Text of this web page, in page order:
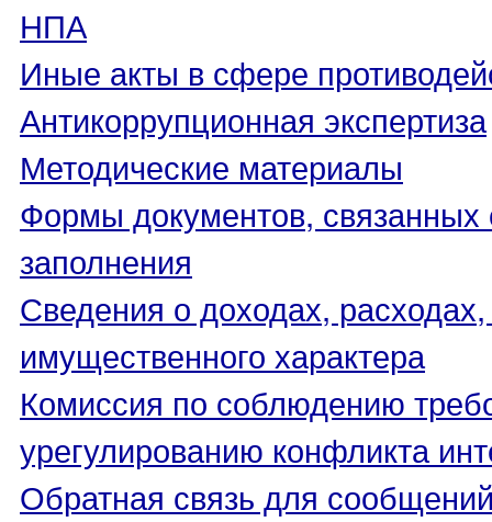
НПА
Иные акты в сфере
Антикоррупционная экспертиза
Методические материалы
Формы документов, связанных
заполнения
Сведения о доходах,
имущественного характера
Комиссия по соблюдению
урегулированию конфликта
Обратная связь для